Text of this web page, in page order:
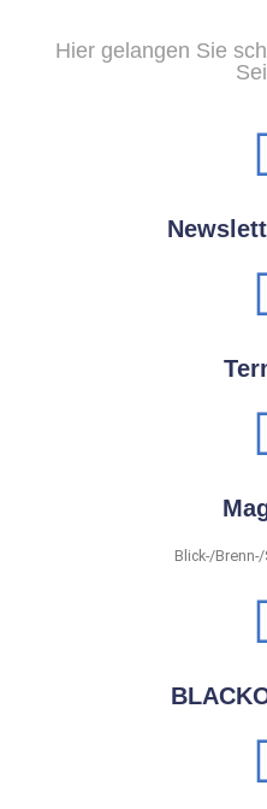
Hier gelangen Sie
Blick-/